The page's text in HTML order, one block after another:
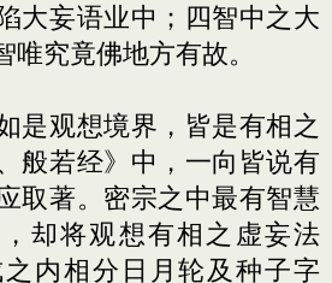
大妄语业中；四智中之大
唯究竟佛地方有故。
是观想境界，皆是有相之
般若经》中，一向皆说有
取著。密宗之中最有智慧
却将观想有相之虚妄法
之内相分日月轮及种子字